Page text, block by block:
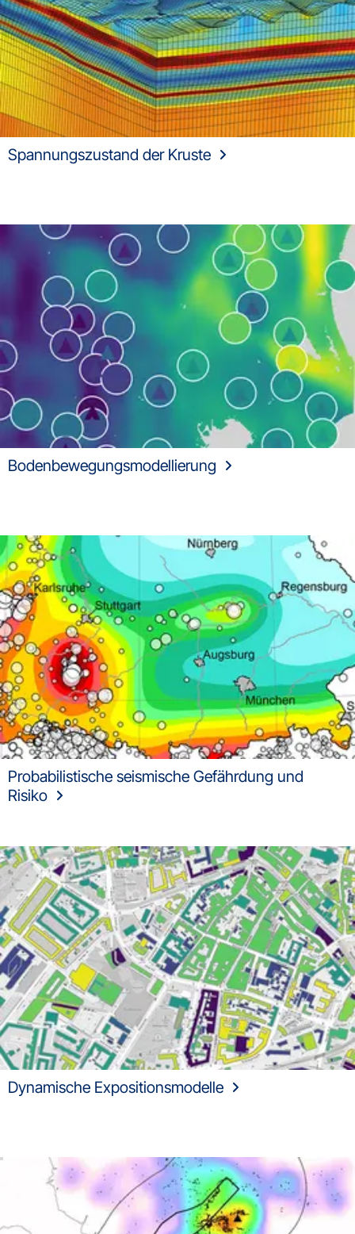
Spannungszustand der Kruste
Bodenbewegungsmodellierung
Probabilistische seismische Gefährdung und
Risiko
Dynamische Expositionsmodelle